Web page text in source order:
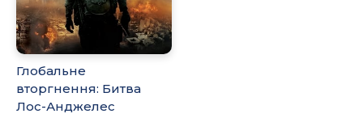
Глобальне
вторгнення: Битва
Лос-Анджелес